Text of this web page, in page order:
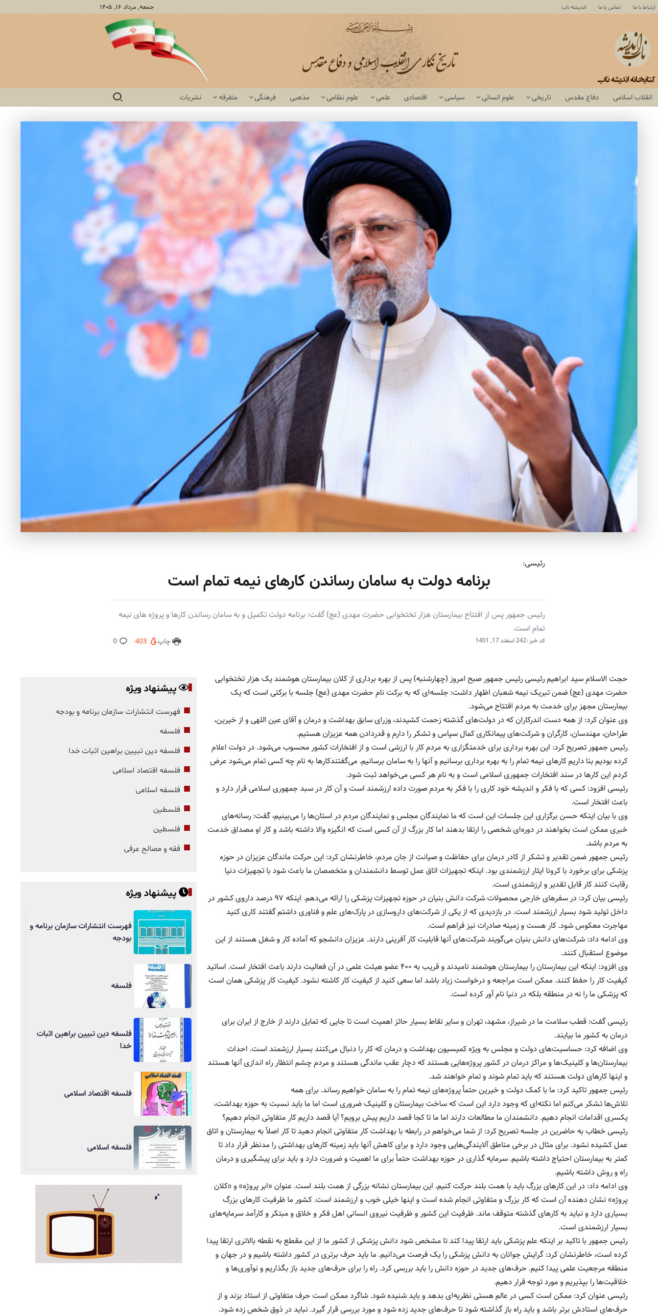
ارتباط با ما تماس با ما اندیشه ناب جمعه, مرداد ۱۶, ۱۴۰۵
انقلاب اسلامی دفاع مقدس تاریخی علوم انسانی سیاسی اقتصادی علمی علوم نظامی مذهبی فرهنگی متفرقه نشریات
رئیسی:
برنامه دولت به سامان رساندن کارهای نیمه تمام است
رئیس جمهور پس از افتتاح بیمارستان هزار تختخوابی حضرت مهدی (عج) گفت: برنامه دولت تکمیل و به سامان رساندن کارها و پروژه های نیمه
تمام است.
کد خبر :242 اسفند 17, 1401 چاپ 403
0
حجت الاسلام سید ابراهیم رئیسی رئیس جمهور صبح امروز (چهارشنبه) پس از بهره برداری از کلان بیمارستان هوشمند یک هزار تختخوابی
حضرت مهدی (عج) ضمن تبریک نیمه شعبان اظهار داشت: جلسه‌ای که به برکت نام حضرت مهدی (عج) جلسه با برکتی است که یک
بیمارستان مجهز برای خدمت به مردم افتتاح می‌شود.
وی عنوان کرد: از همه دست اندرکاران که در دولت‌های گذشته زحمت کشیدند، وزرای سابق بهداشت و درمان و آقای عین اللهی و از خیرین،
طراحان، مهندسان، کارگران و شرکت‌های پیمانکاری کمال سپاس و تشکر را دارم و قدردادن همه عزیزان هستیم.
رئیس جمهور تصریح کرد: این بهره برداری برای خدمتگزاری به مردم کار با ارزشی است و از افتخارات کشور محسوب می‌شود. در دولت اعلام
کرده بودیم بنا داریم کارهای نیمه تمام را به بهره برداری برسانیم و آنها را به سامان برسانیم. می‌گفتندکارها به نام چه کسی تمام می‌شود عرض
کردم این کارها در سند افتخارات جمهوری اسلامی است و به نام هر کسی می‌خواهد ثبت شود.
رئیسی افزود: کسی که با فکر و اندیشه خود کاری را با فکر به مردم صورت داده ارزشمند است و آن کار در سبد جمهوری اسلامی قرار دارد و
باعث افتخار است.
وی با بیان اینکه حسن برگزاری این جلسات این است که ما نمایندگان مجلس و نمایندگان مردم در استان‌ها را می‌بینیم، گفت: رسانه‌های
خبری ممکن است بخواهند در دوره‌ای شخصی را ارتقا بدهند اما کار بزرگ از آن کسی است که انگیزه والا داشته باشد و کار او مصداق خدمت
به مردم باشد.
رئیس جمهور ضمن تقدیر و تشکر از کادر درمان برای حفاظت و صیانت از جان مردم، خاطرنشان کرد: این حرکت ماندگان عزیزان در حوزه
پزشکی برای برخورد با کرونا ایثار ارزشمندی بود. اینکه تجهیزات اتاق عمل توسط دانشمندان و متخصصان ما باعث شود با تجهیزات دنیا
رقابت کنند کار قابل تقدیر و ارزشمندی است.
رئیسی بیان کرد: در سفرهای خارجی محصولات شرکت دانش بنیان در حوزه تجهیزات پزشکی را ارائه می‌دهم. اینکه ۹۷ درصد داروی کشور در
داخل تولید شود بسیار ارزشمند است. در بازدیدی که از یکی از شرکت‌های داروسازی در پارک‌های علم و فناوری داشتم گفتند کاری کنید
مهاجرت معکوس شود. کار هست و زمینه صادرات نیز فراهم است.
وی ادامه داد: شرکت‌های دانش بنیان می‌گویند شرکت‌های آنها قابلیت کار آفرینی دارند. عزیزان دانشجو که آماده کار و شغل هستند از این
موضوع استقبال کنند.
وی افزود: اینکه این بیمارستان را بیمارستان هوشمند نامیدند و قریب به ۴۰۰ عضو هیئت علمی در آن فعالیت دارند باعث افتخار است. اساتید
کیفیت کار را حفظ کنند. ممکن است مراجعه و درخواست زیاد باشد اما سعی کنید از کیفیت کار کاشته نشود. کیفیت کار پزشکی همان است
که پزشکی ما را نه در منطقه بلکه در دنیا نام آور کرده است.
رئیسی گفت: قطب سلامت ما در شیراز، مشهد، تهران و سایر نقاط بسیار حائز اهمیت است تا جایی که تمایل دارند از خارج از ایران برای
درمان به کشور ما بیایند.
وی اضافه کرد: حساسیت‌های دولت و مجلس به ویژه کمیسیون بهداشت و درمان که کار را دنبال می‌کنند بسیار ارزشمند است. احداث
بیمارستان‌ها و کلینیک‌ها و مراکز درمان در کشور پروژه‌هایی هستند که دچار عقب ماندگی هستند و مردم چشم انتظار راه اندازی آنها هستند
و اینها کارهای دولت هستند که باید تمام شوند و تمام خواهند شد.
رئیس جمهور تاکید کرد: ما با کمک دولت و خیرین حتماً پروژه‌های نیمه تمام را به سامان خواهیم رساند. برای همه
تلاش‌ها تشکر می‌کنم اما نکته‌ای که وجود دارد این است که ساخت بیمارستان و کلینیک ضروری است اما ما باید نسبت به حوزه بهداشت،
یکسری اقدامات انجام دهیم. دانشمندان ما مطالعات دارند اما ما تا کجا قصد داریم پیش برویم؟ آیا قصد داریم کار متفاوتی انجام دهیم؟
رئیسی خطاب به حاضرین در جلسه تصریح کرد: از شما می‌خواهم در رابطه با بهداشت کار متفاوتی انجام دهید تا کار اصلاً به بیمارستان و اتاق
عمل کشیده نشود. برای مثال در برخی مناطق آلایندگی‌هایی وجود دارد و برای کاهش آنها باید زمینه کارهای بهداشتی را مدنظر قرار داد تا
کمتر به بیمارستان احتیاج داشته باشیم. سرمایه گذاری در حوزه بهداشت حتماً برای ما اهمیت و ضرورت دارد و باید برای پیشگیری و درمان
راه و روش داشته باشیم.
وی ادامه داد: در این کارهای بزرگ باید با همت بلند حرکت کنیم. این بیمارستان نشانه بزرگی از همت بلند است. عنوان «ابر پروژه» و «کلان
پروژه» نشان دهنده آن است که کار بزرگ و متفاوتی انجام شده است و اینها خیلی خوب و ارزشمند است. کشور ما ظرفیت کارهای بزرگ
بسیاری دارد و نباید به کارهای گذشته متوقف ماند. ظرفیت این کشور و ظرفیت نیروی انسانی اهل فکر و خلاق و مبتکر و کارآمد سرمایه‌های
بسیار ارزشمندی است.
رئیس جمهور با تاکید بر اینکه علم پزشکی باید ارتقا پیدا کند تا مشخص شود دانش پزشکی از کشور ما از این مقطع به نقطه بالاتری ارتقا پیدا
کرده است، خاطرنشان کرد: گرایش جوانان به دانش پزشکی را یک فرصت می‌دانیم. ما باید حرف برتری در کشور داشته باشیم و در جهان و
منطقه مرجعیت علمی پیدا کنیم. حرف‌های جدید در حوزه دانش را باید بررسی کرد. راه را برای حرف‌های جدید باز بگذاریم و نوآوری‌ها و
خلاقیت‌ها را بپذیریم و مورد توجه قرار دهیم.
رئیسی عنوان کرد: ممکن است کسی در عالم هستی نظریه‌ای بدهد و باید شنیده شود. شاگرد ممکن است حرف متفاوتی از استاد بزند و از
حرف‌های استادش برتر باشد و باید راه باز گذاشته شود تا حرف‌های جدید زده شود و مورد بررسی قرار گیرد. نباید در ذوق شخص زده شود.
پیشنهاد ویژه
فهرست انتشارات سازمان برنامه و بودجه
فلسفه
فلسفه دین تبیین براهین اثبات خدا
فلسفه اقتصاد اسلامی
فلسفه اسلامی
فلسطین
فلسطین
فقه و مصالح عرفی
پیشنهاد ویژه
فهرست انتشارات سازمان برنامه و
بودجه
فلسفه
فلسفه دین تبیین براهین اثبات
خدا
فلسفه اقتصاد اسلامی
فلسفه اسلامی